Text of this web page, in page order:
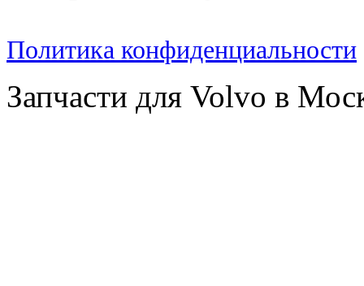
Политика конфиденциальности
Запчасти для Volvo в